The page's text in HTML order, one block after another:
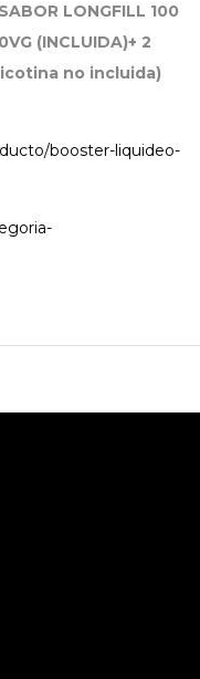
LONGFILL 100
(INCLUIDA)+ 2
no incluida)
booster-liquideo-